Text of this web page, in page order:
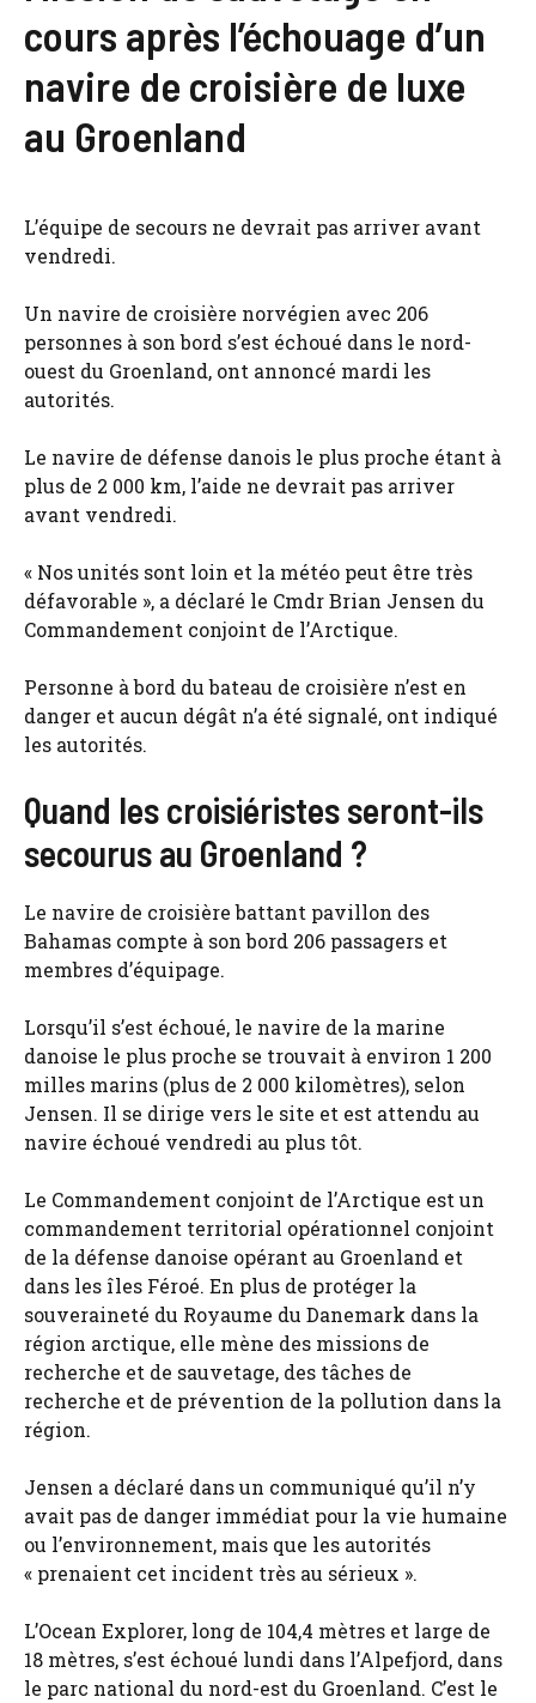
cours après l’échouage d’un
navire de croisière de luxe
au Groenland
L’équipe de secours ne devrait pas arriver avant
vendredi.
Un navire de croisière norvégien avec 206
personnes à son bord s’est échoué dans le nord-
ouest du Groenland, ont annoncé mardi les
autorités.
Le navire de défense danois le plus proche étant à
plus de 2 000 km, l’aide ne devrait pas arriver
avant vendredi.
« Nos unités sont loin et la météo peut être très
défavorable », a déclaré le Cmdr Brian Jensen du
Commandement conjoint de l’Arctique.
Personne à bord du bateau de croisière n’est en
danger et aucun dégât n’a été signalé, ont indiqué
les autorités.
Quand les croisiéristes seront-ils
secourus au Groenland ?
Le navire de croisière battant pavillon des
Bahamas compte à son bord 206 passagers et
membres d’équipage.
Lorsqu’il s’est échoué, le navire de la marine
danoise le plus proche se trouvait à environ 1 200
milles marins (plus de 2 000 kilomètres), selon
Jensen. Il se dirige vers le site et est attendu au
navire échoué vendredi au plus tôt.
Le Commandement conjoint de l’Arctique est un
commandement territorial opérationnel conjoint
de la défense danoise opérant au Groenland et
dans les îles Féroé. En plus de protéger la
souveraineté du Royaume du Danemark dans la
région arctique, elle mène des missions de
recherche et de sauvetage, des tâches de
recherche et de prévention de la pollution dans la
région.
Jensen a déclaré dans un communiqué qu’il n’y
avait pas de danger immédiat pour la vie humaine
ou l’environnement, mais que les autorités
« prenaient cet incident très au sérieux ».
L’Ocean Explorer, long de 104,4 mètres et large de
18 mètres, s’est échoué lundi dans l’Alpefjord, dans
le parc national du nord-est du Groenland. C’est le